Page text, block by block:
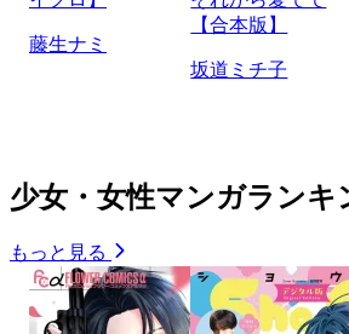
藤生ナミ
【合本版】
坂道ミチ子
少女・女性マンガランキ
もっと見る